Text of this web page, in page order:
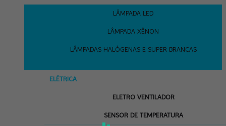
LÂMPADA LED
LÂMPADA XÊNON
LÂMPADAS HALÓGENAS E SUPER BRANCAS
ELÉTRICA
ELETRO VENTILADOR
SENSOR DE TEMPERATURA